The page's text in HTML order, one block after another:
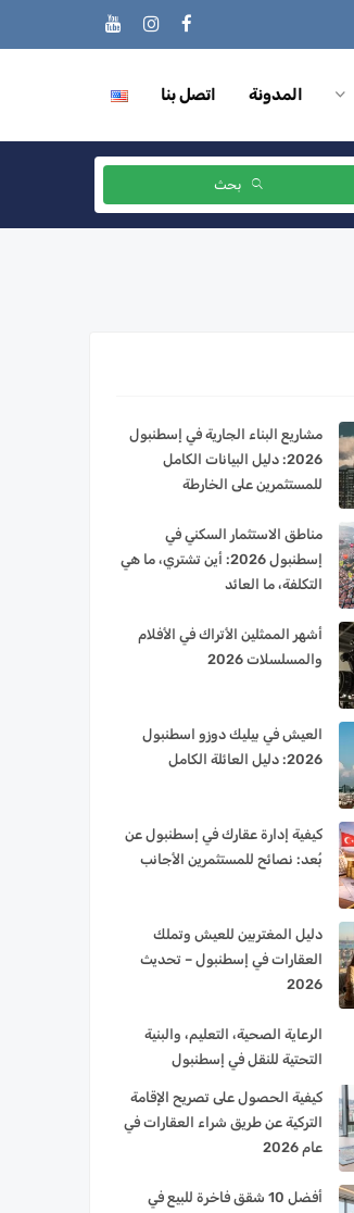
المدونة اتصل بنا
بحث
مشاريع البناء الجارية في إسطنبول
2026: دليل البيانات الكامل
للمستثمرين على الخارطة
مناطق الاستثمار السكني في
إسطنبول 2026: أين تشتري، ما هي
التكلفة، ما العائد
أشهر الممثلين الأتراك في الأفلام
والمسلسلات 2026
العيش في بيليك دوزو اسطنبول
2026: دليل العائلة الكامل
كيفية إدارة عقارك في إسطنبول عن
بُعد: نصائح للمستثمرين الأجانب
دليل المغتربين للعيش وتملك
العقارات في إسطنبول – تحديث
2026
الرعاية الصحية، التعليم، والبنية
التحتية للنقل في إسطنبول
كيفية الحصول على تصريح الإقامة
التركية عن طريق شراء العقارات في
عام 2026
أفضل 10 شقق فاخرة للبيع في